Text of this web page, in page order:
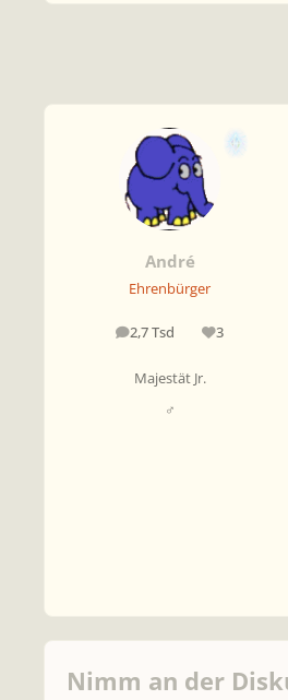
André
Ehrenbürger
2,7 Tsd
Beiträge 3
Reputation
Majestät Jr.
♂
Nimm an der